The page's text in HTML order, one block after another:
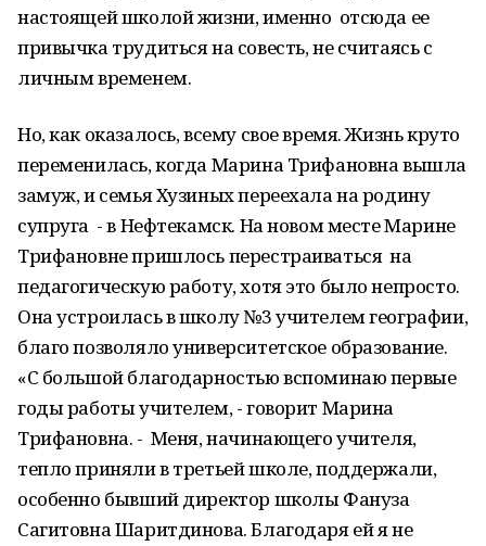
настоящей школой жизни, именно отсюда ее
привычка трудиться на совесть, не считаясь с
личным временем.
Но, как оказалось, всему свое время. Жизнь круто
переменилась, когда Марина Трифановна вышла
замуж, и семья Хузиных переехала на родину
супруга - в Нефтекамск. На новом месте Марине
Трифановне пришлось перестраиваться на
педагогическую работу, хотя это было непросто.
Она устроилась в школу №3 учителем географии,
благо позволяло университетское образование.
«С большой благодарностью вспоминаю первые
годы работы учителем, - говорит Марина
Трифановна. - Меня, начинающего учителя,
тепло приняли в третьей школе, поддержали,
особенно бывший директор школы Фануза
Сагитовна Шаритдинова. Благодаря ей я не